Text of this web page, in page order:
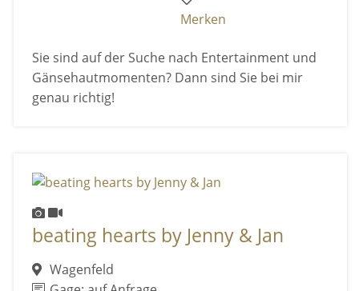
Merken
Sie sind auf der Suche nach Entertainment und
Gänsehautmomenten? Dann sind Sie bei mir
genau richtig!
beating hearts by Jenny & Jan
Wagenfeld